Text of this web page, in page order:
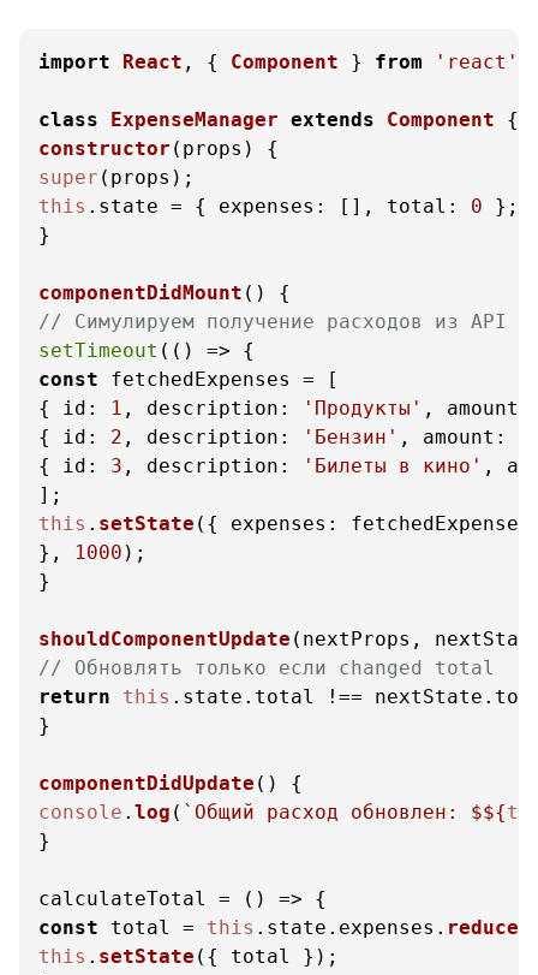
import React , { Component } from 'react'
class ExpenseManager extends Component
constructor ( props
super
this . state = { expenses : [], total : 0 };
}
componentDidMount (
// Симулируем получение расходов из API
setTimeout ( () =>
const fetchedExpenses = [
{ id : 1 , description : 'Продукты' , amount
{ id : 2 , description : 'Бензин' , amount :
{ id : 3 , description : 'Билеты в кино' ,
this . setState ({ expenses :
},
1000 );
}
shouldComponentUpdate ( nextProps,
// Обновлять только если changed total
return
this . state . total !== nextState.
}
componentDidUpdate (
console . log ( `Общий расход обновлен: $${
}
calculateTotal = () =>
const total = this . state . expenses . reduce
this . setState ({ total });